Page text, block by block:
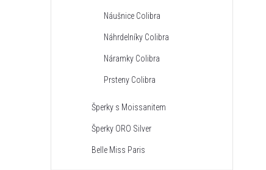
Náušnice Colibra
Náhrdelníky Colibra
Náramky Colibra
Prsteny Colibra
Šperky s Moissanitem
Šperky ORO Silver
Belle Miss Paris